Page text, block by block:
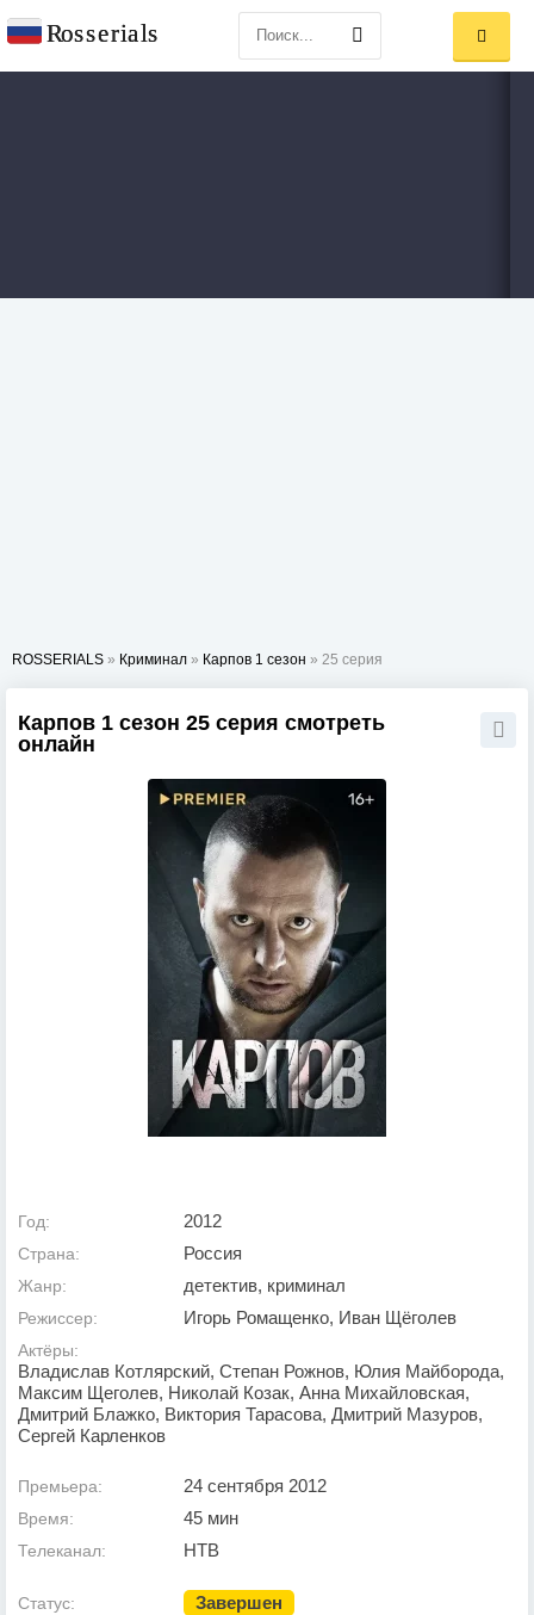
ROSSERIALS » Криминал » Карпов 1 сезон » 25 серия
Карпов 1 сезон 25 серия смотреть
онлайн
Год: 2012
Страна: Россия
Жанр: детектив, криминал
Режиссер: Игорь Ромащенко, Иван Щёголев
Актёры:
Владислав Котлярский, Степан Рожнов, Юлия Майборода,
Максим Щеголев, Николай Козак, Анна Михайловская,
Дмитрий Блажко, Виктория Тарасова, Дмитрий Мазуров,
Сергей Карленков
Премьера: 24 сентября 2012
Время: 45 мин
Телеканал: НТВ
Статус: Завершен